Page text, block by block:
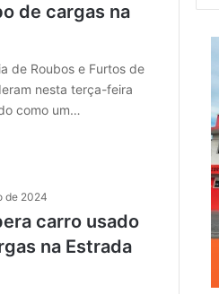
de cargas na
de Roubos e Furtos de
nesta terça-feira
como um…
de 2024
carro usado
na Estrada